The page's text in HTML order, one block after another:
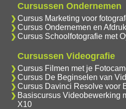
Cursussen Ondernemen
Cursus Marketing voor
Cursus Ondernemen en
Cursus Schoolfotografie met
Cursussen Videografie
Cursus Filmen met je
Cursus De Beginselen van
Cursus Davinci Resolve voor
Basiscursus Videobewerking
X10